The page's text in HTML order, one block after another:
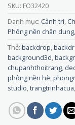
SKU: FO32420
Danh mục: Cảnh trí,
Phông nền chân
Thẻ: backdrop,
background3d,
chupanhthoitrang,
phông nền hè,
studio,trangtrinhacua,